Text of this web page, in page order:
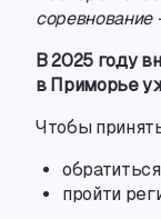
В 2025 году
в Приморье
Чтобы
пройти